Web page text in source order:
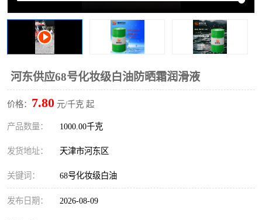
河东供应68号化妆级白油防晒霜润滑液
价格： 7.80 元/千克 起
产品数量： 1000.00千克
发货地址： 天津市河东区
关键词： 68号化妆级白油
发布日期： 2026-08-09